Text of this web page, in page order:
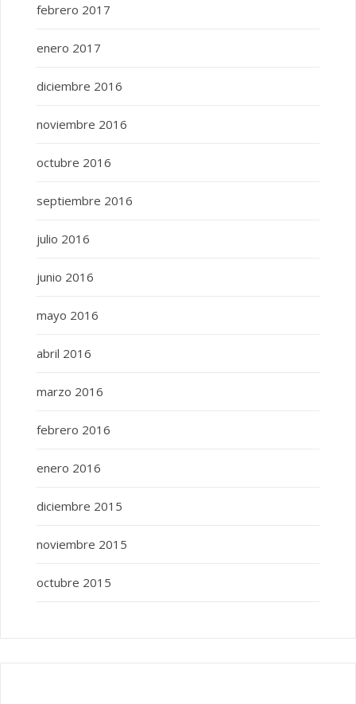
febrero 2017
enero 2017
diciembre 2016
noviembre 2016
octubre 2016
septiembre 2016
julio 2016
junio 2016
mayo 2016
abril 2016
marzo 2016
febrero 2016
enero 2016
diciembre 2015
noviembre 2015
octubre 2015